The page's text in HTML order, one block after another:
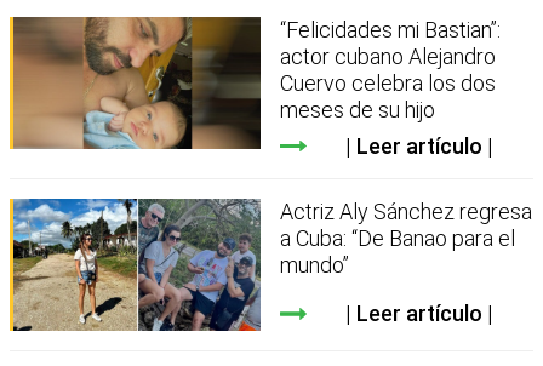
“Felicidades mi Bastian”:
actor cubano Alejandro
Cuervo celebra los dos
meses de su hijo
Leer artículo
Actriz Aly Sánchez regresa
a Cuba: “De Banao para el
mundo”
Leer artículo